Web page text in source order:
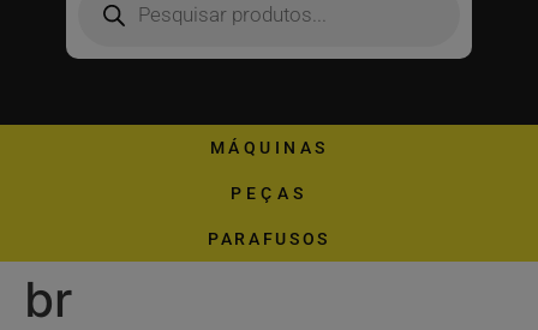
MÁQUINAS
PEÇAS
PARAFUSOS
br